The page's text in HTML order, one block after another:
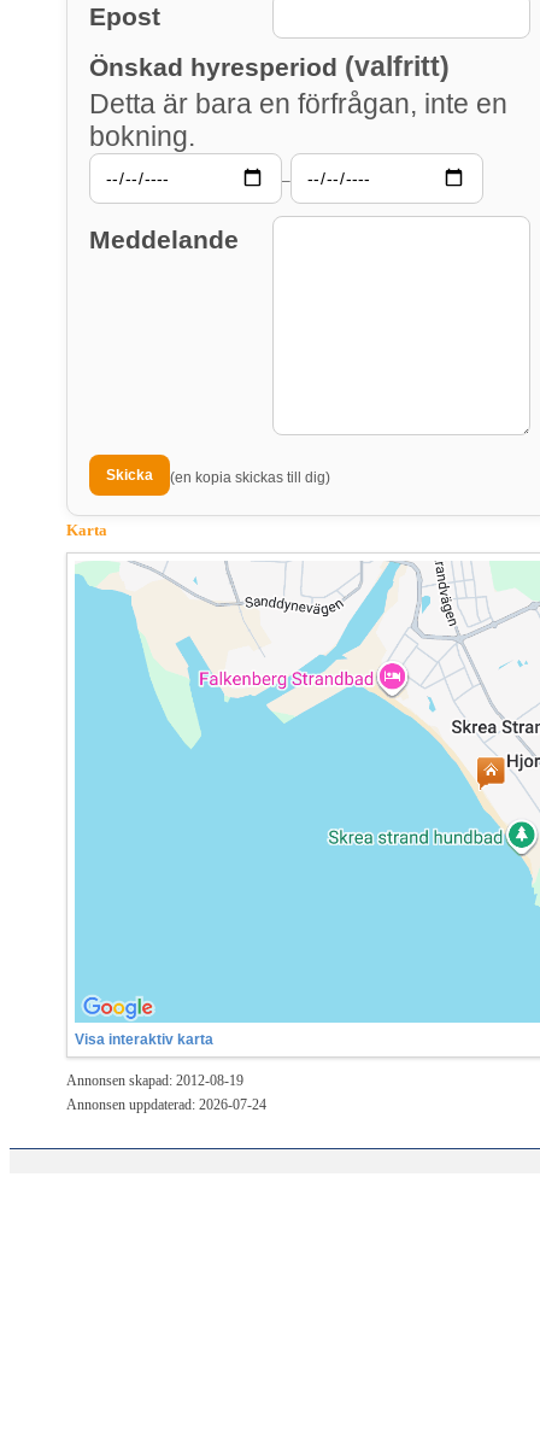
Epost
Önskad hyresperiod (valfritt)
Detta är bara en förfrågan, inte en
bokning.
–
Meddelande
(en kopia skickas till dig)
Karta
Visa interaktiv karta
Annonsen skapad: 2012-08-19
Annonsen uppdaterad: 2026-07-24